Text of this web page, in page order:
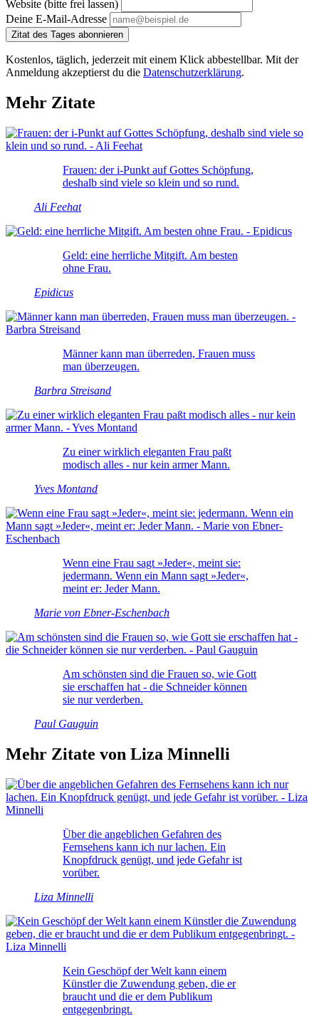
Website (bitte frei lassen)
Deine E-Mail-Adresse
Zitat des Tages abonnieren
Kostenlos, täglich, jederzeit mit einem Klick abbestellbar. Mit der
Anmeldung akzeptierst du die Datenschutzerklärung.
Mehr Zitate
Frauen: der i-Punkt auf Gottes Schöpfung,
deshalb sind viele so klein und so rund.
Ali Feehat
Geld: eine herrliche Mitgift. Am besten
ohne Frau.
Epidicus
Männer kann man überreden, Frauen muss
man überzeugen.
Barbra Streisand
Zu einer wirklich eleganten Frau paßt
modisch alles - nur kein armer Mann.
Yves Montand
Wenn eine Frau sagt »Jeder«, meint sie:
jedermann. Wenn ein Mann sagt »Jeder«,
meint er: Jeder Mann.
Marie von Ebner-Eschenbach
Am schönsten sind die Frauen so, wie Gott
sie erschaffen hat - die Schneider können
sie nur verderben.
Paul Gauguin
Mehr Zitate von Liza Minnelli
Über die angeblichen Gefahren des
Fernsehens kann ich nur lachen. Ein
Knopfdruck genügt, und jede Gefahr ist
vorüber.
Liza Minnelli
Kein Geschöpf der Welt kann einem
Künstler die Zuwendung geben, die er
braucht und die er dem Publikum
entgegenbringt.